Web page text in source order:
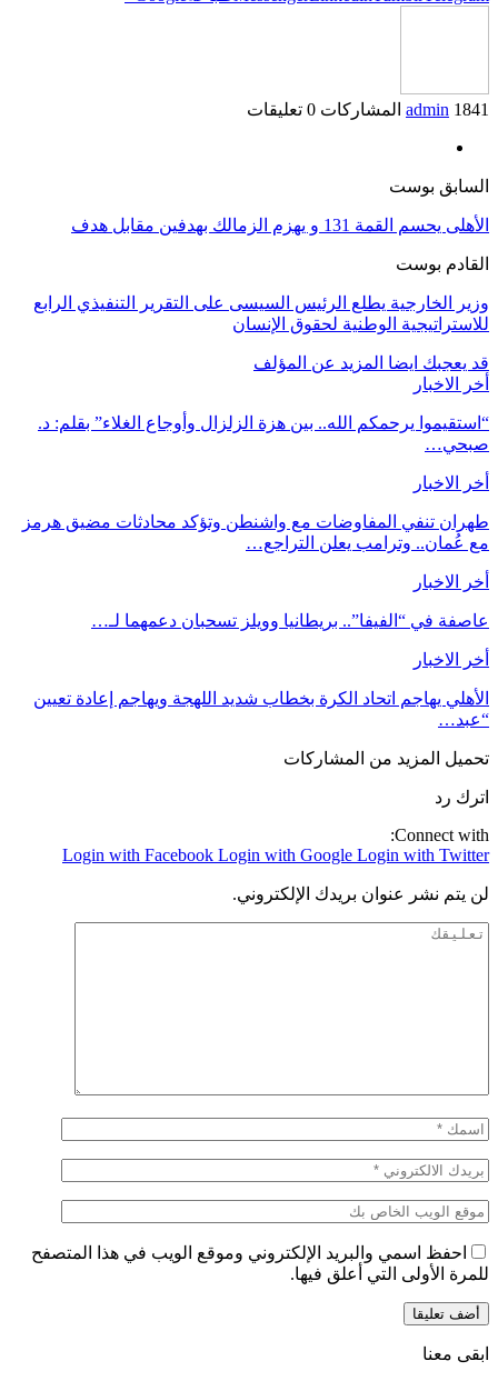
admin 1841 المشاركات 0 تعليقات
السابق بوست
الأهلى يحسم القمة 131 و يهزم الزمالك بهدفين مقابل هدف
القادم بوست
وزير الخارجية يطلع الرئيس السيسى على التقرير التنفيذي الرابع
للاستراتيجية الوطنية لحقوق الإنسان
قد يعجبك ايضا المزيد عن المؤلف
أخر الاخبار
“استقيموا يرحمكم الله.. بين هزة الزلزال وأوجاع الغلاء” بقلم: د.
صبحي…
أخر الاخبار
طهران تنفي المفاوضات مع واشنطن وتؤكد محادثات مضيق هرمز
مع عُمان.. وترامب يعلن التراجع…
أخر الاخبار
عاصفة في “الفيفا”.. بريطانيا وويلز تسحبان دعمهما لـ…
أخر الاخبار
الأهلي يهاجم اتحاد الكرة بخطاب شديد اللهجة ويهاجم إعادة تعيين
“عبد…
تحميل المزيد من المشاركات
اترك رد
Connect with:
Login with Facebook Login with Google Login with Twitter
لن يتم نشر عنوان بريدك الإلكتروني.
احفظ اسمي والبريد الإلكتروني وموقع الويب في هذا المتصفح
للمرة الأولى التي أعلق فيها.
ابقى معنا